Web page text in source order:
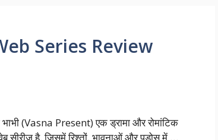
Series Review
(Vasna Present) एक ड्रामा और रोमांटिक
सीरीज़ है, जिसमें रिश्तों, भावनाओं और पड़ोस में …